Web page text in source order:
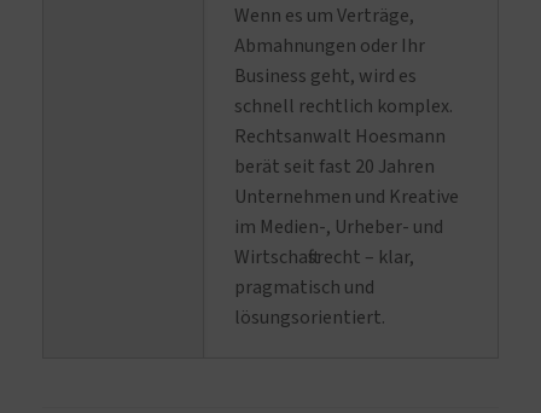
Wenn es um Verträge,
Abmahnungen oder Ihr
Business geht, wird es
schnell rechtlich komplex.
Rechtsanwalt Hoesmann
berät seit fast 20 Jahren
Unternehmen und Kreative
im Medien-, Urheber- und
Wirtschaftsrecht – klar,
pragmatisch und
lösungsorientiert.